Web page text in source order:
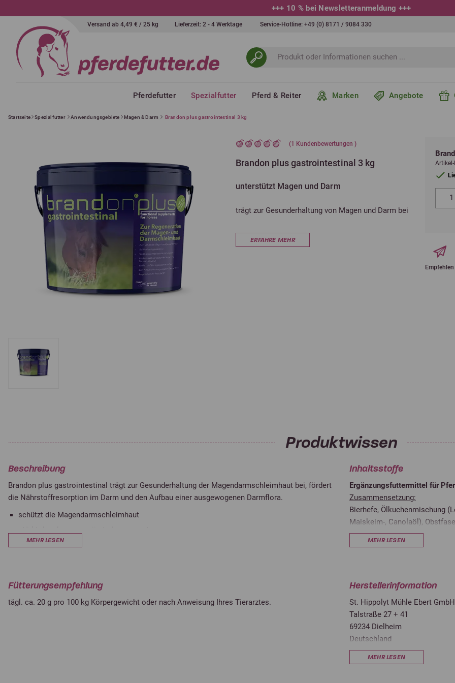
+++ 10 % bei Newsletteranmeldung +++
Versand ab 4,49 € / 25 kg Lieferzeit: 2 - 4 Werktage Service-Hotline: +49 (0) 8171 / 9084 330
Pferdefutter Spezialfutter Pferd & Reiter Marken Angebote
Startseite Spezialfutter Anwendungsgebiete Magen & Darm Brandon plus gastrointestinal 3 kg
(1 Kundenbewertungen )
Brandon plus gastrointestinal 3 kg
unterstützt Magen und Darm
trägt zur Gesunderhaltung von Magen und Darm bei
ERFAHRE MEHR
Empfehlen
Produktwissen
Beschreibung
Brandon plus gastrointestinal trägt zur Gesunderhaltung der Magendarmschleimhaut bei, fördert
die Nährstoffresorption im Darm und den Aufbau einer ausgewogenen Darmflora.
schützt die Magendarmschleimhaut
reichhaltig an hochwertigen Prä- und Probiotica
MEHR LESEN
Fütterungsempfehlung
tägl. ca. 20 g pro 100 kg Körpergewicht oder nach Anweisung Ihres Tierarztes.
Inhaltsstoffe
Ergänzungsfuttermittel für
Zusammensetzung:
Bierhefe, Ölkuchenmischung
Maiskeim-, Canolaöl),
und β-Glucanen), Reiskleie,
Kollagenhydrolysat
Rohprotein
Rohfett
Rohfaser
MEHR LESEN
Herstellerinformation
St. Hippolyt Mühle Ebert GmbH
Talstraße 27 + 41
69234 Dielheim
Deutschland
info@st-hippolyt.de
MEHR LESEN